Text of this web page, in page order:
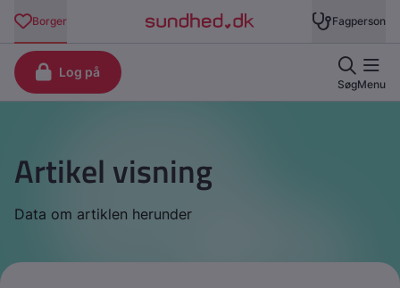
Artikel visning
Data om artiklen herunder